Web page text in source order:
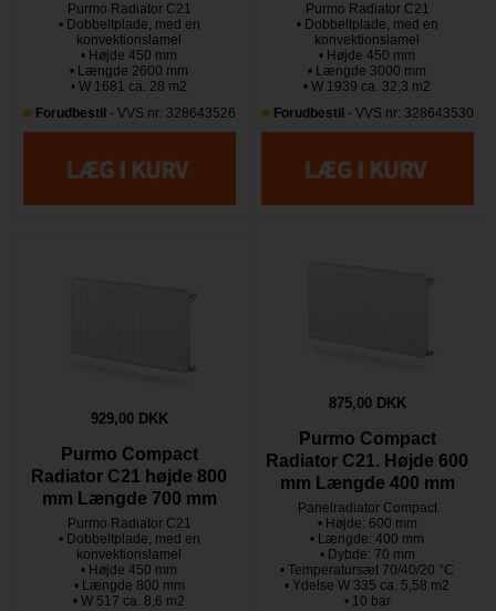
Purmo Radiator C21
• Dobbeltplade, med en
konvektionslamel
• Højde 450 mm
• Længde 2600 mm
• W 1681 ca. 28 m2
Forudbestil - VVS nr: 328643526
Purmo Radiator C21
• Dobbeltplade, med en
konvektionslamel
• Højde 450 mm
• Længde 3000 mm
• W 1939 ca. 32,3 m2
Forudbestil - VVS nr: 328643530
929,00 DKK
Purmo Compact
Radiator C21 højde 800
mm Længde 700 mm
Purmo Radiator C21
• Dobbeltplade, med en
konvektionslamel
• Højde 450 mm
• Længde 800 mm
• W 517 ca. 8,6 m2
875,00 DKK
Purmo Compact
Radiator C21. Højde 600
mm Længde 400 mm
Panelradiator Compact
• Højde: 600 mm
• Længde: 400 mm
• Dybde: 70 mm
• Temperatursæt 70/40/20 °C
• Ydelse W 335 ca. 5,58 m2
• 10 bar